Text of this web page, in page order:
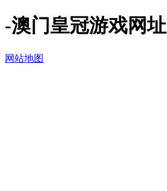
-澳门皇冠游戏网址
网站地图